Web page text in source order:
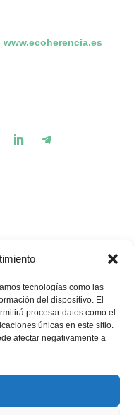
tecnologías como las
del dispositivo. El
procesar datos como el
únicas en este sitio.
afectar negativamente a
www.ecoherencia.es
proyectos?
¡Buenas
un solo minuto…